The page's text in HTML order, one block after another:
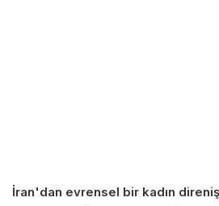
İran'dan evrensel bir kadın